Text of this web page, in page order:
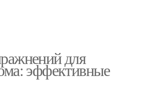
для
эффективные